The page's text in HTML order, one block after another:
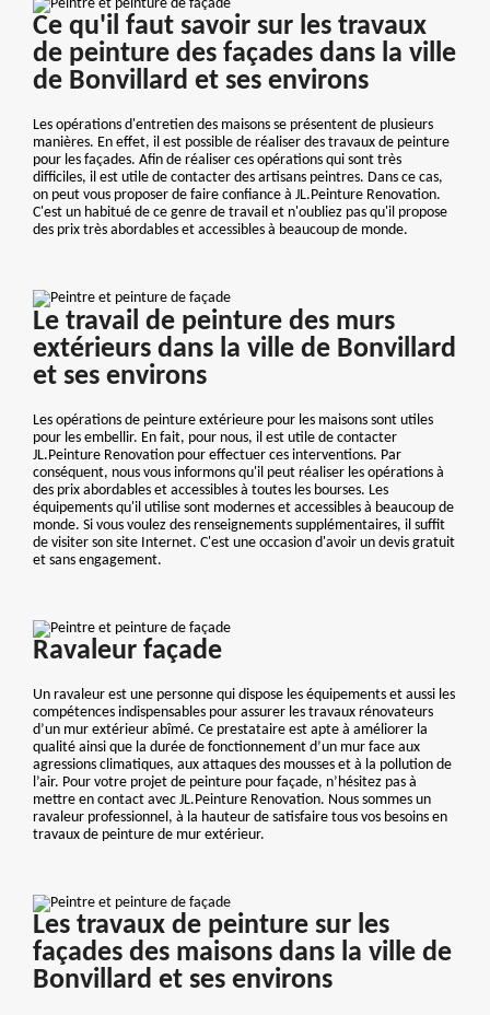
Ce qu'il faut savoir sur les travaux
de peinture des façades dans la ville
de Bonvillard et ses environs
Les opérations d'entretien des maisons se présentent de plusieurs
manières. En effet, il est possible de réaliser des travaux de peinture
pour les façades. Afin de réaliser ces opérations qui sont très
difficiles, il est utile de contacter des artisans peintres. Dans ce cas,
on peut vous proposer de faire confiance à JL.Peinture Renovation.
C'est un habitué de ce genre de travail et n'oubliez pas qu'il propose
des prix très abordables et accessibles à beaucoup de monde.
Le travail de peinture des murs
extérieurs dans la ville de Bonvillard
et ses environs
Les opérations de peinture extérieure pour les maisons sont utiles
pour les embellir. En fait, pour nous, il est utile de contacter
JL.Peinture Renovation pour effectuer ces interventions. Par
conséquent, nous vous informons qu'il peut réaliser les opérations à
des prix abordables et accessibles à toutes les bourses. Les
équipements qu'il utilise sont modernes et accessibles à beaucoup de
monde. Si vous voulez des renseignements supplémentaires, il suffit
de visiter son site Internet. C'est une occasion d'avoir un devis gratuit
et sans engagement.
Ravaleur façade
Un ravaleur est une personne qui dispose les équipements et aussi les
compétences indispensables pour assurer les travaux rénovateurs
d’un mur extérieur abîmé. Ce prestataire est apte à améliorer la
qualité ainsi que la durée de fonctionnement d’un mur face aux
agressions climatiques, aux attaques des mousses et à la pollution de
l’air. Pour votre projet de peinture pour façade, n’hésitez pas à
mettre en contact avec JL.Peinture Renovation. Nous sommes un
ravaleur professionnel, à la hauteur de satisfaire tous vos besoins en
travaux de peinture de mur extérieur.
Les travaux de peinture sur les
façades des maisons dans la ville de
Bonvillard et ses environs